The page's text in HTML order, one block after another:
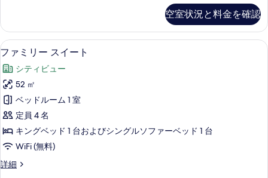
ン
ジ
利
用
可
(Privilege,
River
View)
の
す
ブ
ラ
ウ
ン
ジ
利
用
可
(Privilege,
View)
の
細
ン
グ
ル
ベ
ッ
ド
2
台
の
す
ア
ル
ー
シ
ン
グ
ル
ベ
ッ
ド
2
の
空室状況と料金を確認
フ
ァ
ミ
リ
ー
ス
イ
ー
ト
ファミリー スイート | セーフティボ
8
ファミリー スイート
シティビュー
52 ㎡
ベッドルーム 1 室
定員 4 名
キングベッド 1 台およびシングルソファーベッド 1 台
WiFi (無料)
詳細
フ